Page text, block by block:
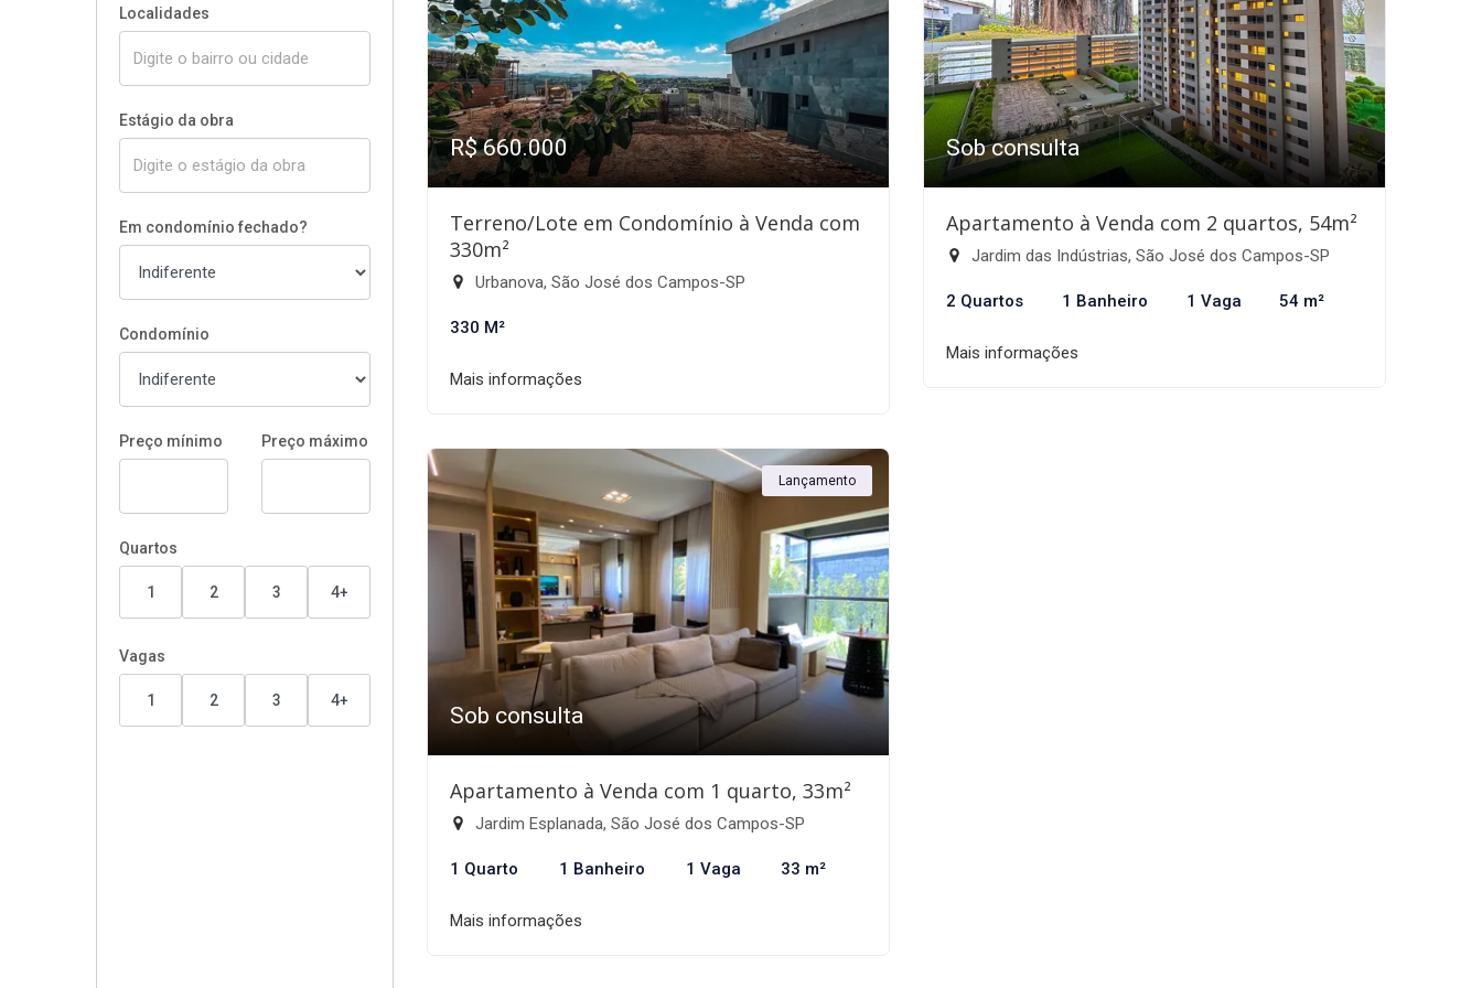
Localidades
Estágio da obra
Em condomínio fechado?
Condomínio
Preço mínimo Preço máximo
Quartos
1 2 3 4+
Vagas
1 2 3 4+
R$ 660.000
Terreno/Lote em Condomínio à Venda com
330m²
Urbanova, São José dos Campos-SP
330 M²
Mais informações
Sob consulta
Apartamento à Venda com 2 quartos, 54m²
Jardim das Indústrias, São José dos Campos-SP
2 Quartos 1 Banheiro 1 Vaga 54 m²
Mais informações
Lançamento
Sob consulta
Apartamento à Venda com 1 quarto, 33m²
Jardim Esplanada, São José dos Campos-SP
1 Quarto 1 Banheiro 1 Vaga 33 m²
Mais informações